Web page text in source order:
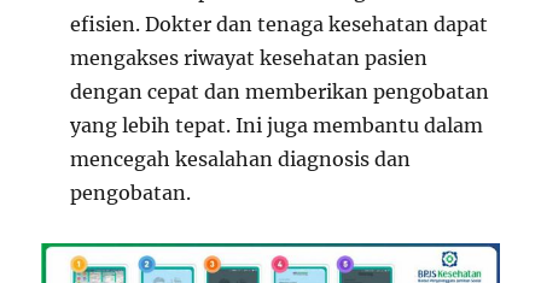
efisien. Dokter dan tenaga kesehatan dapat
mengakses riwayat kesehatan pasien
dengan cepat dan memberikan pengobatan
yang lebih tepat. Ini juga membantu dalam
mencegah kesalahan diagnosis dan
pengobatan.